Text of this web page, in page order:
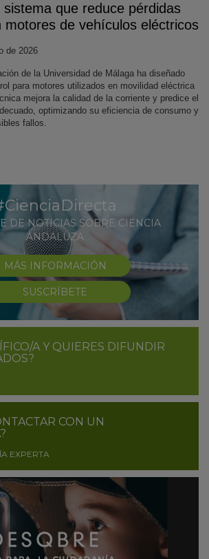
sistema que reduce pérdidas
motores de vehículos eléctricos
de 2026
de la Universidad de Málaga ha diseñado
para motores utilizados en movilidad eléctrica
mejora la calidad de la corriente y predice el
optimizando su eficiencia de consumo y
fallos.
DE NOTICIAS SOBRE CIENCIA
ANDALUZA
MÁS INFORMACIÓN
SUSCRÍBETE
A Y QUIERES DIFUNDIR
CON UN
EXPERTA